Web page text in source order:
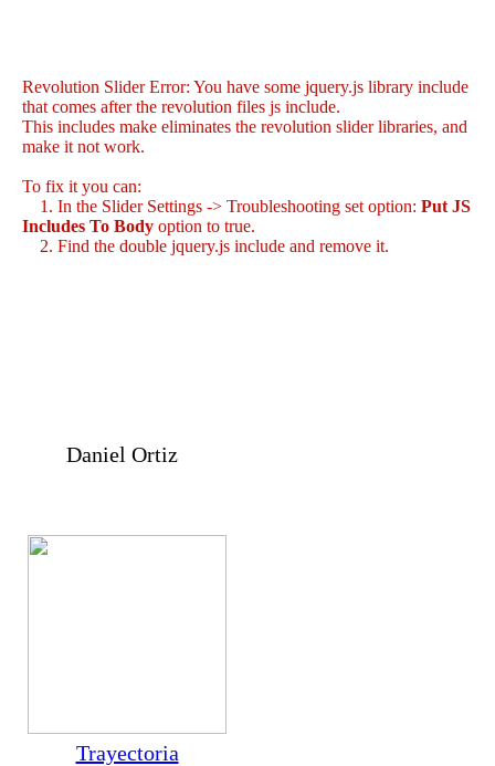
Revolution Slider Error: You have some jquery.js library include
that comes after the revolution files js include.
This includes make eliminates the revolution slider libraries, and
make it not work.
To fix it you can:
1. In the Slider Settings -> Troubleshooting set option: Put JS
Includes To Body option to true.
2. Find the double jquery.js include and remove it.
Daniel Ortiz
Trayectoria